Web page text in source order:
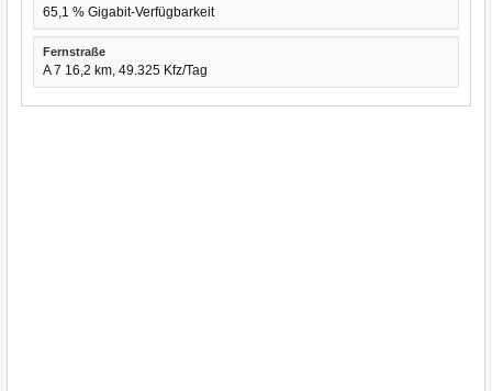
65,1 % Gigabit-Verfügbarkeit
Fernstraße
A 7 16,2 km, 49.325 Kfz/Tag